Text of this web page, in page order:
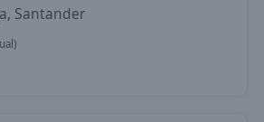
Santander